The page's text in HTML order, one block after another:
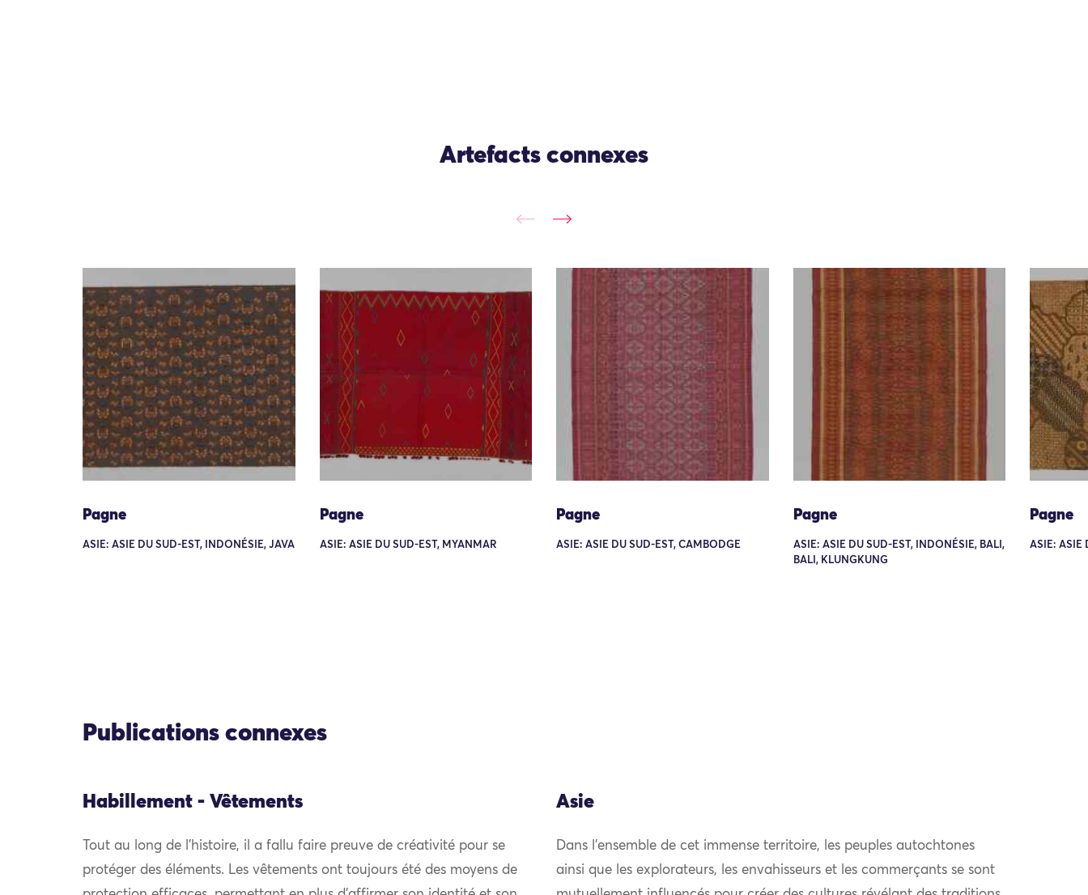
Artefacts connexes
Pagne
ASIE: ASIE DU SUD-EST, INDONÉSIE, JAVA
Pagne
ASIE: ASIE DU SUD-EST, MYANMAR
Pagne
ASIE: ASIE DU SUD-EST, CAMBODGE
Pagne
ASIE: ASIE DU SUD-EST, INDONÉSIE, BALI,
BALI, KLUNGKUNG
Pagne
ASIE: ASIE
Publications connexes
Habillement - Vêtements
Tout au long de l’histoire, il a fallu faire preuve de créativité pour se
protéger des éléments. Les vêtements ont toujours été des moyens de
Asie
Dans l’ensemble de cet immense territoire, les peuples autochtones
ainsi que les explorateurs, les envahisseurs et les commerçants se sont